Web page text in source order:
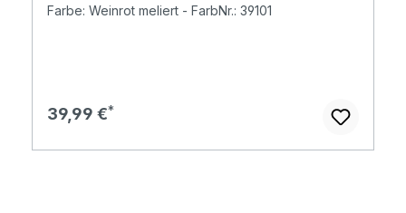
Farbe: Weinrot meliert - FarbNr.: 39101
Regulärer Preis:
39,99 €